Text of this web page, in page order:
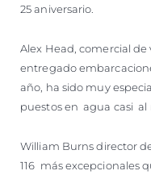
25 aniversario.
Alex Head, comercial de
entregado
año, ha sido muy
puestos en agua casi al
William Burns director
116 más excepcionales